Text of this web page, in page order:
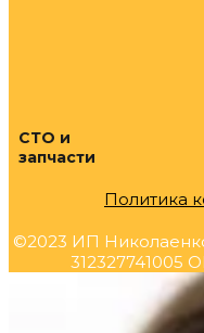
СТО и
запчасти
Политика
©2023 ИП
312327741005